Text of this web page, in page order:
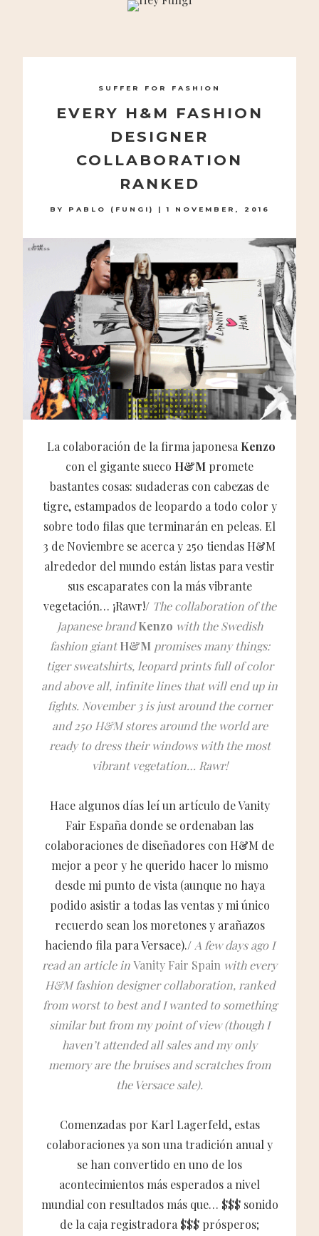
SUFFER FOR FASHION
EVERY H&M FASHION
DESIGNER
COLLABORATION
RANKED
BY PABLO (FUNGI) |1 NOVEMBER, 2016
La colaboración de la firma japonesaKenzo
con el gigante sueco H&M promete
bastantes cosas: sudaderas con cabezas de
tigre, estampados de leopardo a todo color y
sobre todo filas que terminarán en peleas. El
3 de Noviembre se acerca y 250 tiendas H&M
alrededor del mundo están listas para vestir
sus escaparates con la más vibrante
vegetación… ¡Rawr!/ The collaboration of the
Japanese brandKenzo with the Swedish
fashion giantH&M promises many things:
tiger sweatshirts, leopard prints full of color
and above all, infinite lines that will end up in
fights. November 3 is just around the corner
and 250 H&M stores around the world are
ready to dress their windows with the most
vibrant vegetation… Rawr!
Hace algunos días leí un artículo deVanity
Fair Españadonde se ordenaban las
colaboraciones de diseñadores con H&M de
mejor a peor y he querido hacer lo mismo
desde mi punto de vista (aunque no haya
podido asistir a todas las ventas y mi único
recuerdo sean los moretones y arañazos
haciendo fila para Versace)./ A few days ago I
read an article inVanity Fair Spain with every
H&M fashion designer collaboration, ranked
from worst to best and I wanted to something
similar but from my point of view (though I
haven’t attended all sales and my only
memory are the bruises and scratches from
the Versace sale).
Comenzadas por Karl Lagerfeld, estas
colaboraciones ya son una tradición anual y
se han convertido en uno de los
acontecimientos más esperados a nivel
mundial con resultados más que… $$$ sonido
de la caja registradora $$$ prósperos;